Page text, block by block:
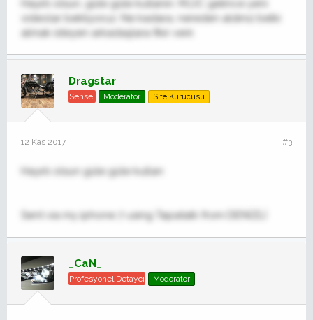
Hayırlı olsun, güle güle kullanın. MJJC gelince yeni
videolar bekliyoruz. Ne kadara, nereden aldınız belki
almak isteyen arkadaşlara fikir verir.
Dragstar
Sensei Moderator Site Kurucusu
12 Kas 2017 #3
Hayırlı olsun güle güle kullan
Sent via my iphone 7 using Tapatalk from DENİZLİ
_CaN_
Profesyonel Detaycı Moderator